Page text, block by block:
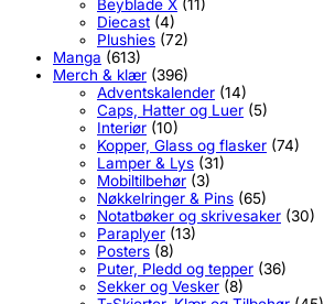
Beyblade X (11)
Diecast (4)
Plushies (72)
Manga (613)
Merch & klær (396)
Adventskalender (14)
Caps, Hatter og Luer (5)
Interiør (10)
Kopper, Glass og flasker (74)
Lamper & Lys (31)
Mobiltilbehør (3)
Nøkkelringer & Pins (65)
Notatbøker og skrivesaker (30)
Paraplyer (13)
Posters (8)
Puter, Pledd og tepper (36)
Sekker og Vesker (8)